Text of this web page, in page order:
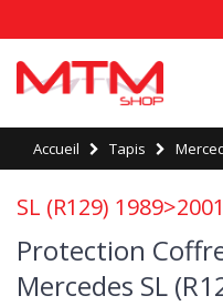
Accueil Tapis
SL (R129) 1989>2001
Protection
Mercedes SL